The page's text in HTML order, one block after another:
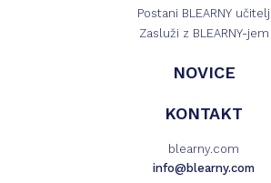
Postani BLEARNY učitelj
Zasluži z BLEARNY-jem
NOVICE
KONTAKT
blearny.com
info@blearny.com